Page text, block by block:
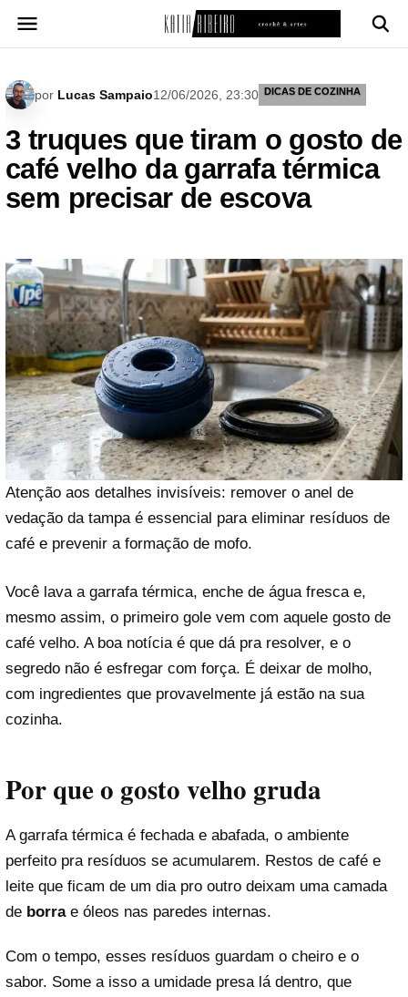
para
por Lucas Sampaio12/06/2026, 23:30 DICAS DE COZINHA
3 truques que tiram o gosto de
café velho da garrafa térmica
sem precisar de escova
Atenção aos detalhes invisíveis: remover o anel de
vedação da tampa é essencial para eliminar resíduos de
café e prevenir a formação de mofo.
Você lava a garrafa térmica, enche de água fresca e,
mesmo assim, o primeiro gole vem com aquele gosto de
café velho. A boa notícia é que dá pra resolver, e o
segredo não é esfregar com força. É deixar de molho,
com ingredientes que provavelmente já estão na sua
cozinha.
Por que o gosto velho gruda
A garrafa térmica é fechada e abafada, o ambiente
perfeito pra resíduos se acumularem. Restos de café e
leite que ficam de um dia pro outro deixam uma camada
de borrae óleos nas paredes internas.
Com o tempo, esses resíduos guardam o cheiro e o
sabor. Some a isso a umidade presa lá dentro, que